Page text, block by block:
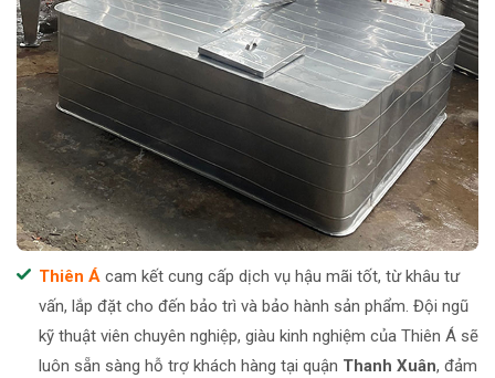
Thiên Á cam kết cung cấp dịch vụ hậu mãi tốt, từ khâu tư
vấn, lắp đặt cho đến bảo trì và bảo hành sản phẩm. Đội ngũ
kỹ thuật viên chuyên nghiệp, giàu kinh nghiệm của Thiên Á sẽ
luôn sẵn sàng hỗ trợ khách hàng tại quận Thanh Xuân, đảm